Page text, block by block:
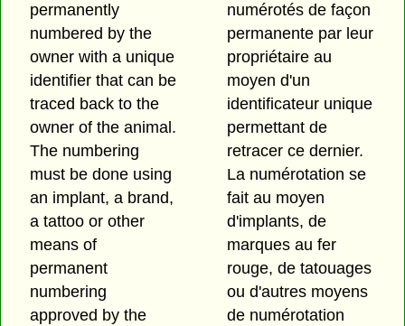
permanently
numbered by the
owner with a unique
identifier that can be
traced back to the
owner of the animal.
The numbering
must be done using
an implant, a brand,
a tattoo or other
means of
permanent
numbering
approved by the
numérotés de façon
permanente par leur
propriétaire au
moyen d'un
identificateur unique
permettant de
retracer ce dernier.
La numérotation se
fait au moyen
d'implants, de
marques au fer
rouge, de tatouages
ou d'autres moyens
de numérotation